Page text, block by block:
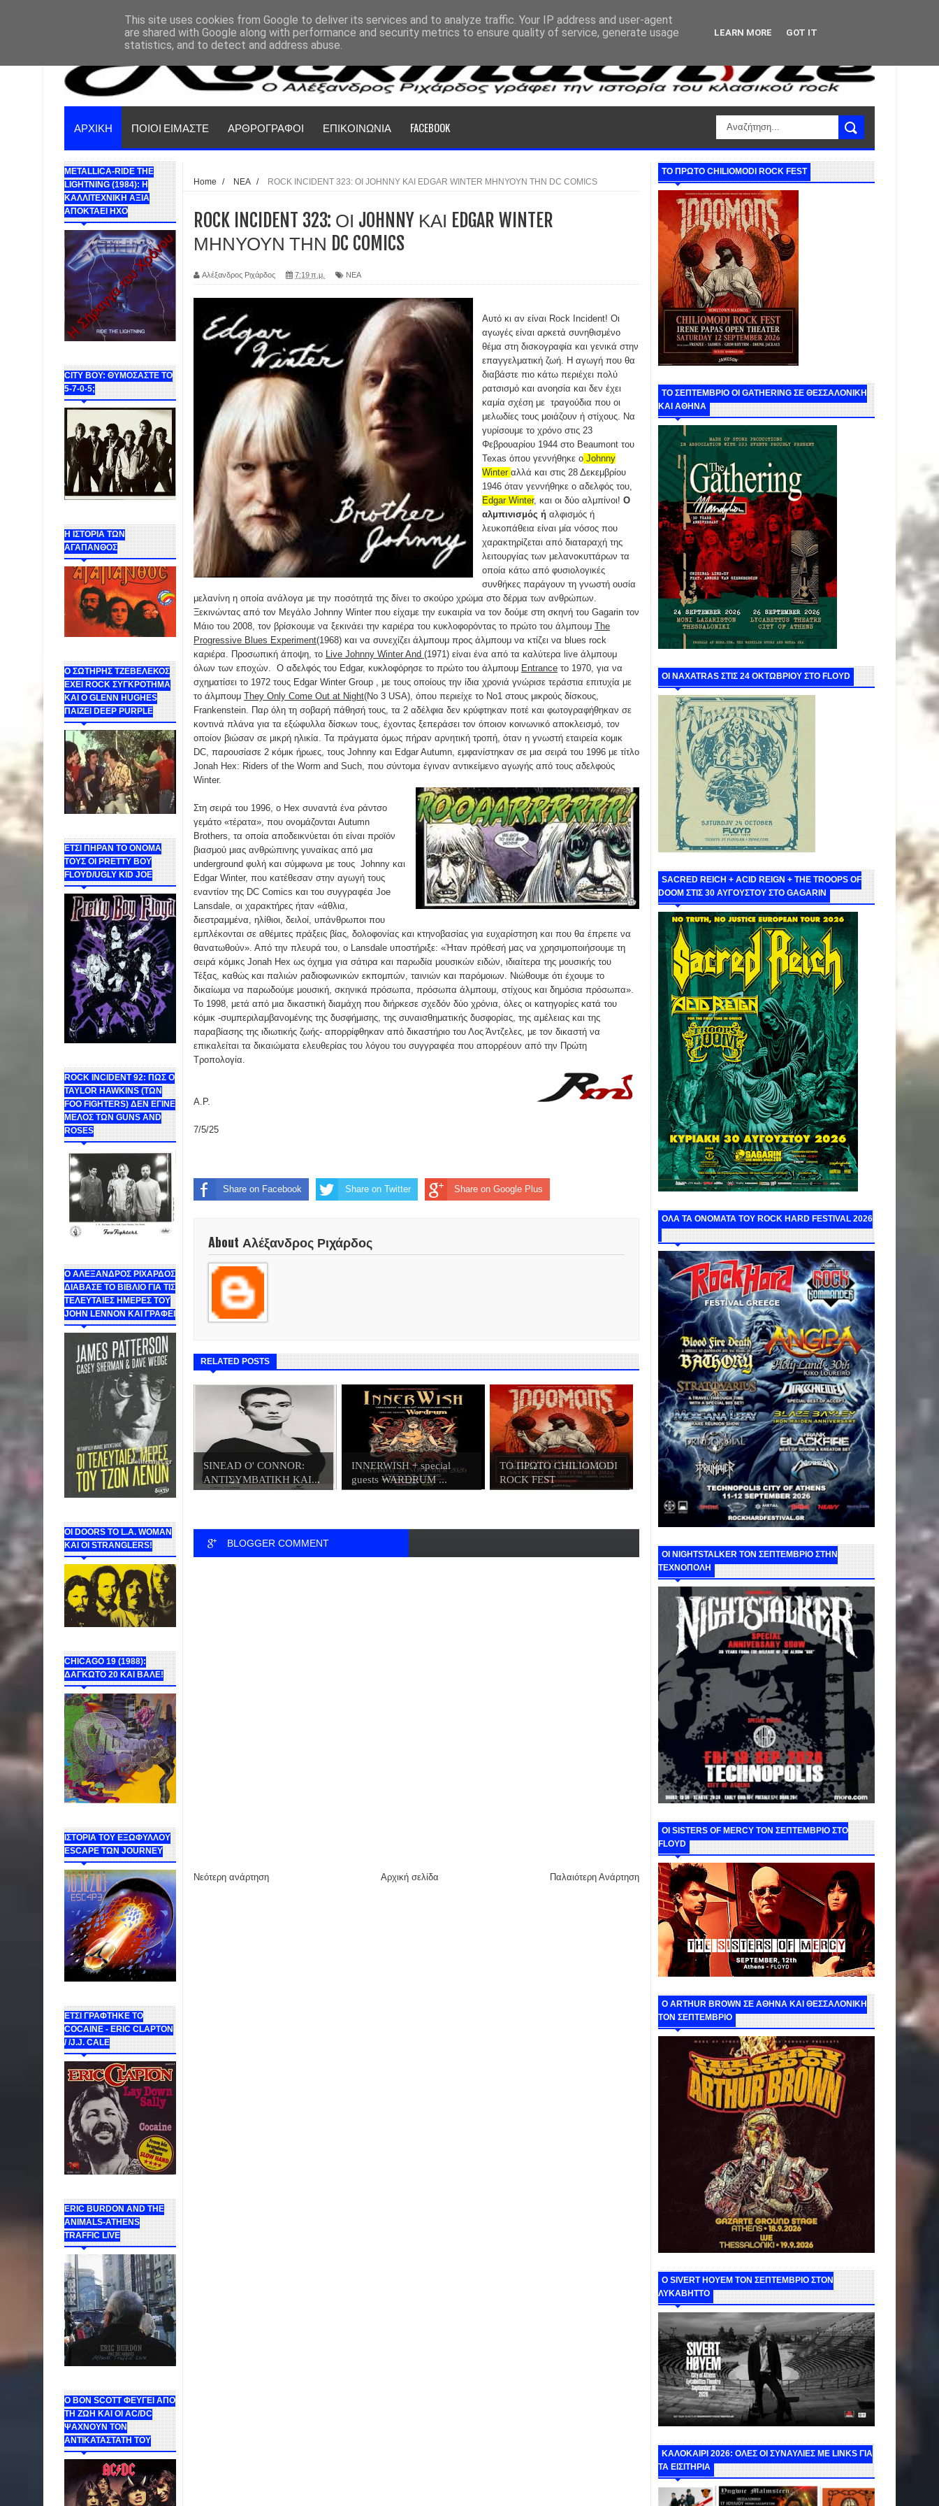
ΑΡΧΙΚΗ ΠΟΙΟΙ ΕΙΜΑΣΤΕ ΑΡΘΡΟΓΡΑΦΟΙ ΕΠΙΚΟΙΝΩΝΙΑ FACEBOOK
METALLICA-RIDE THE
LIGHTNING (1984): Η
ΚΑΛΛΙΤΕΧΝΙΚΗ ΑΞΙΑ
ΑΠΟΚΤΑΕΙ ΗΧΟ
CITY BOY: ΘΥΜΟΣΑΣΤΕ ΤΟ
5-7-0-5;
Η ΙΣΤΟΡΙΑ ΤΩΝ
ΑΓΑΠΑΝΘΟΣ
Ο ΣΩΤΗΡΗΣ ΤΖΕΒΕΛΕΚΟΣ
ΕΧΕΙ ROCK ΣΥΓΚΡΟΤΗΜΑ
ΚΑΙ Ο GLENN HUGHES
ΠΑΙΖΕΙ DEEP PURPLE
ΕΤΣΙ ΠΗΡΑΝ ΤΟ ΟΝΟΜΑ
ΤΟΥΣ ΟΙ PRETTY BOY
FLOYD/UGLY KID JOE
ROCK INCIDENT 92: ΠΩΣ Ο
TAYLOR HAWKINS (ΤΩΝ
FOO FIGHTERS) ΔΕΝ ΕΓΙΝΕ
ΜΕΛΟΣ ΤΩΝ GUNS AND
ROSES
Ο ΑΛΕΞΑΝΔΡΟΣ ΡΙΧΑΡΔΟΣ
ΔΙΑΒΑΣΕ ΤΟ ΒΙΒΛΙΟ ΓΙΑ ΤΙΣ
ΤΕΛΕΥΤΑΙΕΣ ΗΜΕΡΕΣ ΤΟΥ
JOHN LENNON ΚΑΙ ΓΡΑΦΕΙ
ΟΙ DOORS ΤΟ L.A. WOMAN
KAI OI STRANGLERS!
CHICAGO 19 (1988):
ΔΑΓΚΩΤΟ 20 ΚΑΙ ΒΑΛΕ!
ΙΣΤΟΡΙΑ ΤΟΥ ΕΞΩΦΥΛΛΟΥ
ESCAPE ΤΩΝ JOURNEY
ΕΤΣΙ ΓΡΑΦΤΗΚΕ ΤΟ
COCAINE - ERIC CLAPTON
/ /J.J. CALE
ERIC BURDON AND THE
ANIMALS-ATHENS
TRAFFIC LIVE
Ο BON SCOTT ΦΕΥΓΕΙ ΑΠΟ
ΤΗ ΖΩΗ ΚΑΙ ΟΙ AC/DC
ΨΑΧΝΟΥΝ ΤΟΝ
ΑΝΤΙΚΑΤΑΣΤΑΤΗ ΤΟΥ
Home / ΝΕΑ / ROCK INCIDENT 323: ΟΙ JOHNNY ΚΑΙ EDGAR WINTER ΜΗΝΥΟΥΝ ΤΗΝ DC COMICS
ROCK INCIDENT 323: ΟΙ JOHNNY ΚΑΙ EDGAR WINTER
ΜΗΝΥΟΥΝ ΤΗΝ DC COMICS
Αλέξανδρος Ριχάρδος 7:19 π.μ. ΝΕΑ
Αυτό κι αν είναι Rock Incident! Οι
αγωγές είναι αρκετά συνηθισμένο
θέμα στη δισκογραφία και γενικά στην
επαγγελματική ζωή. Η αγωγή που θα
διαβάστε πιο κάτω περιέχει πολύ
ρατσισμό και ανοησία και δεν έχει
καμία σχέση με τραγούδια που οι
μελωδίες τους μοιάζουν ή στίχους. Να
γυρίσουμε το χρόνο στις 23
Φεβρουαρίου 1944 στο Beaumont του
Texas όπου γεννήθηκε ο Johnny
Winter αλλά και στις 28 Δεκεμβρίου
1946 όταν γεννήθηκε ο αδελφός του,
Edgar Winter, και οι δύο αλμπίνοι! O
αλμπινισμός ή αλφισμός ή
λευκοπάθεια είναι μία νόσος που
χαρακτηρίζεται από διαταραχή της
λειτουργίας των μελανοκυττάρων τα
οποία κάτω από φυσιολογικές
συνθήκες παράγουν τη γνωστή ουσία
μελανίνη η οποία ανάλογα με την ποσότητά της δίνει το σκούρο χρώμα στο δέρμα των ανθρώπων.
Ξεκινώντας από τον Μεγάλο Johnny Winter που είχαμε την ευκαιρία να τον δούμε στη σκηνή του Gagarin τον
Μάιο του 2008, τον βρίσκουμε να ξεκινάει την καριέρα του κυκλοφορόντας το πρώτο του άλμπουμ The
Progressive Blues Experiment(1968) και να συνεχίζει άλμπουμ προς άλμπουμ να κτίζει να blues rock
καριέρα. Προσωπική άποψη, το Live Johnny Winter And (1971) είναι ένα από τα καλύτερα live άλμπουμ
όλων των εποχών. Ο αδελφός του Edgar, κυκλοφόρησε το πρώτο του άλμπουμ Entrance το 1970, για να
σχηματίσει το 1972 τους Edgar Winter Group , με τους οποίους την ίδια χρονιά γνώρισε τεράστια επιτυχία με
το άλμπουμ They Only Come Out at Night(Νο 3 USA), όπου περιείχε το Νο1 στους μικρούς δίσκους,
Frankenstein. Παρ όλη τη σοβαρή πάθησή τους, τα 2 αδέλφια δεν κρύφτηκαν ποτέ και φωτογραφήθηκαν σε
κοντινά πλάνα για τα εξώφυλλα δίσκων τους, έχοντας ξεπεράσει τον όποιον κοινωνικό αποκλεισμό, τον
οποίον βιώσαν σε μικρή ηλικία. Τα πράγματα όμως πήραν αρνητική τροπή, όταν η γνωστή εταιρεία κομικ
DC, παρουσίασε 2 κόμικ ήρωες, τους Johnny και Edgar Autumn, εμφανίστηκαν σε μια σειρά του 1996 με τίτλο
Jonah Hex: Riders of the Worm and Such, που σύντομα έγιναν αντικείμενο αγωγής από τους αδελφούς
Winter.
Στη σειρά του 1996, ο Hex συναντά ένα ράντσο
γεμάτο «τέρατα», που ονομάζονται Autumn
Brothers, τα οποία αποδεικνύεται ότι είναι προϊόν
βιασμού μιας ανθρώπινης γυναίκας από μια
underground φυλή και σύμφωνα με τους Johnny και
Edgar Winter, που κατέθεσαν στην αγωγή τους
εναντίον της DC Comics και του συγγραφέα Joe
Lansdale, οι χαρακτήρες ήταν «άθλια,
διεστραμμένα, ηλίθιοι, δειλοί, υπάνθρωποι που
εμπλέκονται σε αθέμιτες πράξεις βίας, δολοφονίας και κτηνοβασίας για ευχαρίστηση και που θα έπρεπε να
θανατωθούν». Από την πλευρά του, ο Lansdale υποστήριξε: «Ήταν πρόθεσή μας να χρησιμοποιήσουμε τη
σειρά κόμικς Jonah Hex ως όχημα για σάτιρα και παρωδία μουσικών ειδών, ιδιαίτερα της μουσικής του
Τέξας, καθώς και παλιών ραδιοφωνικών εκπομπών, ταινιών και παρόμοιων. Νιώθουμε ότι έχουμε το
δικαίωμα να παρωδούμε μουσική, σκηνικά πρόσωπα, πρόσωπα άλμπουμ, στίχους και δημόσια πρόσωπα».
Το 1998, μετά από μια δικαστική διαμάχη που διήρκεσε σχεδόν δύο χρόνια, όλες οι κατηγορίες κατά του
κόμικ -συμπεριλαμβανομένης της δυσφήμισης, της συναισθηματικής δυσφορίας, της αμέλειας και της
παραβίασης της ιδιωτικής ζωής- απορρίφθηκαν από δικαστήριο του Λος Άντζελες, με τον δικαστή να
επικαλείται τα δικαιώματα ελευθερίας του λόγου του συγγραφέα που απορρέουν από την Πρώτη
Τροπολογία.
Α.Ρ.
7/5/25
Share on Facebook Share on Twitter Share on Google Plus
About Αλέξανδρος Ριχάρδος
RELATED POSTS
SINEAD O' CONNOR:
ΑΝΤΙΣΥΜΒΑΤΙΚΗ ΚΑΙ...
INNERWISH + special
guests WARDRUM ...
ΤΟ ΠΡΩΤΟ CHILIOMODI
ROCK FEST
BLOGGER COMMENT
Νεότερη ανάρτηση Παλαιότερη Ανάρτηση
Αρχική σελίδα
ΤΟ ΠΡΩΤΟ CHILIOMODI ROCK FEST
ΤΟ ΣΕΠΤΕΜΒΡΙΟ ΟΙ GATHERING ΣΕ ΘΕΣΣΑΛΟΝΙΚΗ
ΚΑΙ ΑΘΗΝΑ
ΟΙ NAXATRAS ΣΤΙΣ 24 ΟΚΤΩΒΡΙΟΥ ΣΤΟ FLOYD
SACRED REICH + ACID REIGN + THE TROOPS OF
DOOM ΣΤΙΣ 30 ΑΥΓΟΥΣΤΟΥ ΣΤΟ GAGARIN
ΟΛΑ ΤΑ ΟΝΟΜΑΤΑ ΤΟΥ ROCK HARD FESTIVAL 2026
ΟΙ NIGHTSTALKER ΤΟΝ ΣΕΠΤΕΜΒΡΙΟ ΣΤΗΝ
ΤΕΧΝΟΠΟΛΗ
ΟΙ SISTERS OF MERCY ΤΟΝ ΣΕΠΤΕΜΒΡΙΟ ΣΤΟ
FLOYD
O ARTHUR BROWN ΣΕ ΑΘΗΝΑ ΚΑΙ ΘΕΣΣΑΛΟΝΙΚΗ
ΤΟΝ ΣΕΠΤΕΜΒΡΙΟ
Ο SIVERT HOYEM ΤΟΝ ΣΕΠΤΕΜΒΡΙΟ ΣΤΟΝ
ΛΥΚΑΒΗΤΤΟ
ΚΑΛΟΚΑΙΡΙ 2026: ΟΛΕΣ ΟΙ ΣΥΝΑΥΛΙΕΣ ΜΕ LINKS ΓΙΑ
ΤΑ ΕΙΣΙΤΗΡΙΑ
This site uses cookies from Google to deliver its services and to analyze traffic. Your IP address and user-agent
are shared with Google along with performance and security metrics to ensure quality of service, generate usage
statistics, and to detect and address abuse.
LEARN MORE GOT IT